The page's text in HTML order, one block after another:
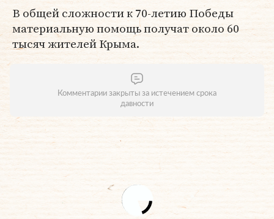
В общей сложности к 70-летию Победы
материальную помощь получат около 60
тысяч жителей Крыма.
Комментарии закрыты за истечением срока
давности